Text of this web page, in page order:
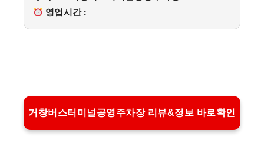
영업시간 :
거창버스터미널공영주차장 리뷰&정보 바로확인